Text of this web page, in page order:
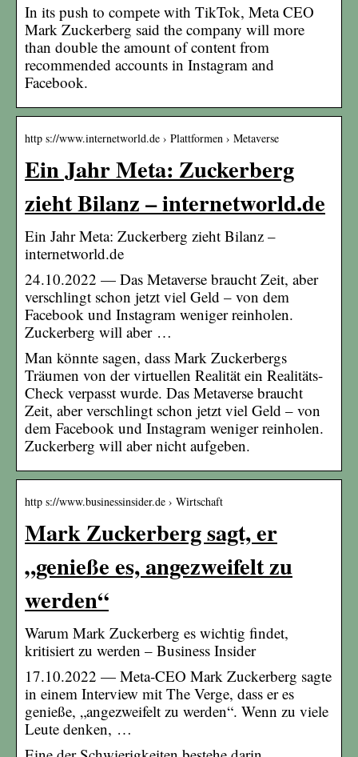
In its push to compete with TikTok, Meta CEO
Mark Zuckerberg said the company will more
than double the amount of content from
recommended accounts in Instagram and
Facebook.
http s://www.internetworld.de › Plattformen › Metaverse
Ein Jahr Meta: Zuckerberg
zieht Bilanz – internetworld.de
Ein Jahr Meta: Zuckerberg zieht Bilanz –
internetworld.de
24.10.2022 — Das Metaverse braucht Zeit, aber
verschlingt schon jetzt viel Geld – von dem
Facebook und Instagram weniger reinholen.
Zuckerberg will aber …
Man könnte sagen, dass Mark Zuckerbergs
Träumen von der virtuellen Realität ein Realitäts-
Check verpasst wurde. Das Metaverse braucht
Zeit, aber verschlingt schon jetzt viel Geld – von
dem Facebook und Instagram weniger reinholen.
Zuckerberg will aber nicht aufgeben.
http s://www.businessinsider.de › Wirtschaft
Mark Zuckerberg sagt, er
„genieße es, angezweifelt zu
werden“
Warum Mark Zuckerberg es wichtig findet,
kritisiert zu werden – Business Insider
17.10.2022 — Meta-CEO Mark Zuckerberg sagte
in einem Interview mit The Verge, dass er es
genieße, „angezweifelt zu werden“. Wenn zu viele
Leute denken, …